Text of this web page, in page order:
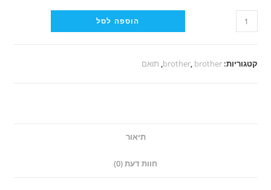
כמות
של
דיו
הוספה לסל
קטגוריות: brother, brother
, תואם
תיאור
חוות דעת (0)